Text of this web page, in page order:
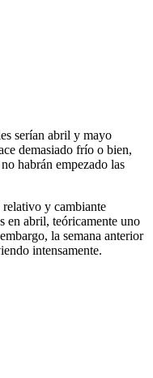
serían abril y mayo
demasiado frío o bien,
habrán empezado las
relativo y cambiante
en abril, teóricamente uno
la semana anterior
intensamente.